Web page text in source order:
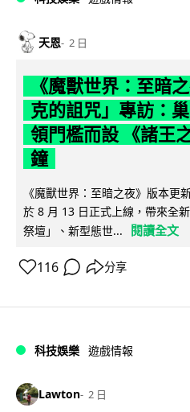
天恩 2 日
《魔獸世界：至暗
克的詛咒」專訪：
領門檻而設 《諸王
鐘
《魔獸世界：至暗之夜》版本更
於 8 月 13 日正式上線，帶來全
祭壇」、新型態世...
閱讀全文
116 分享
科技娛樂 遊戲情報
Lawton 2 日